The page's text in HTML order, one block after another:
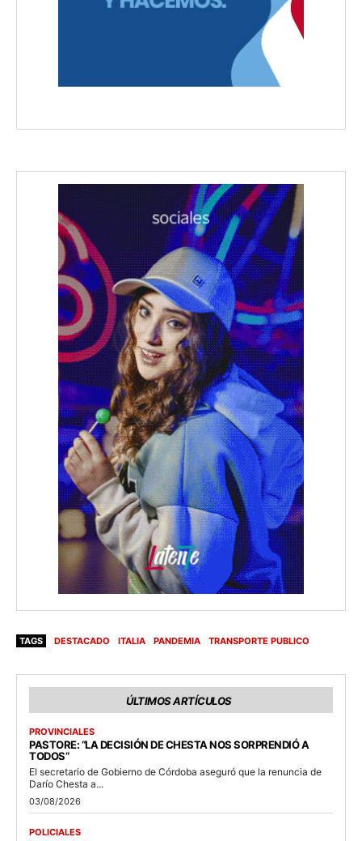
TAGS DESTACADO ITALIA PANDEMIA TRANSPORTE PUBLICO
ÚLTIMOS ARTÍCULOS
PROVINCIALES
PASTORE: “LA DECISIÓN DE CHESTA NOS SORPRENDIÓ A
TODOS”
El secretario de Gobierno de Córdoba aseguró que la renuncia de
Darío Chesta a...
03/08/2026
POLICIALES